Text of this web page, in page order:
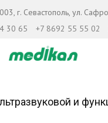
г. Севастополь, ул.
30 65
+7 8692 55 55 02
и